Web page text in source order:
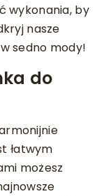
wykonania, by
nasze
sedno mody!
do
łatwym
możesz